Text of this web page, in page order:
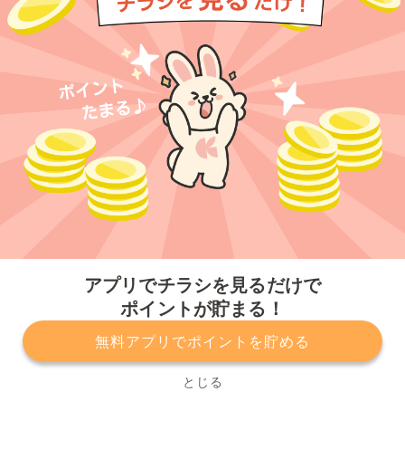
アプリでチラシを見るだけで
ポイントが貯まる！
無料アプリでポイントを貯める
とじる
プライバシーポリシー 利用規約
運営会社
サービスに関してのお問い合わせ